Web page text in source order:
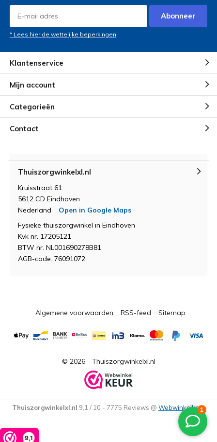
9,1
. Pluim voor de thuiszorg winkel!
Abonneer
* Lees hier de wettelijke beperkingen
Klantenservice
Mijn account
Categorieën
Contact
Thuiszorgwinkelxl.nl
Kruisstraat 61
5612 CD Eindhoven
Nederland
Open in Google Maps
Fysieke thuiszorgwinkel in Eindhoven
Kvk nr. 17205121
BTW nr. NL001690278B81
AGB-code: 76091072
© 2026 - Thuiszorgwinkelxl.nl
Algemene voorwaarden RSS-feed Sitemap
Thuiszorgwinkelxl.nl 9,1 / 10 - 7775 Reviews @ Webwinkelkeur